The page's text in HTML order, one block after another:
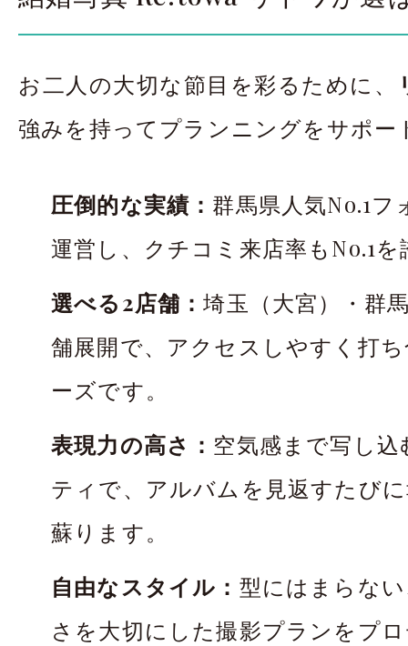
お二人の大切な節目を彩るために、
強みを持ってプランニングをサポー
圧倒的な実績： 群馬県人気No.1
運営し、クチコミ来店率もNo.1
選べる2店舗：埼玉（大宮）・群
舗展開で、アクセスしやすく打
ーズです。
表現力の高さ： 空気感まで写し
ティで、アルバムを見返すたび
蘇ります。
自由なスタイル： 型にはまらな
さを大切にした撮影プランをプ